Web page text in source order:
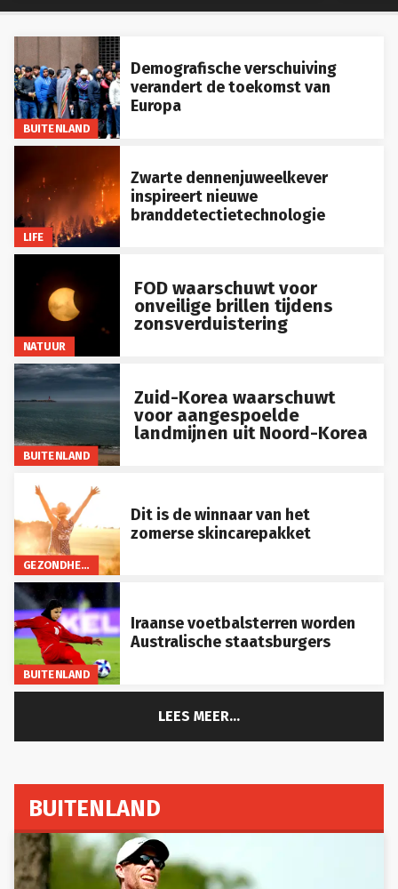
BUITENLAND
Demografische verschuiving
verandert de toekomst van
Europa
LIFE
Zwarte dennenjuweelkever
inspireert nieuwe
branddetectietechnologie
NATUUR
FOD waarschuwt voor
onveilige brillen tijdens
zonsverduistering
BUITENLAND
Zuid-Korea waarschuwt
voor aangespoelde
landmijnen uit Noord-Korea
GEZONDHEID
Dit is de winnaar van het
zomerse skincarepakket
BUITENLAND
Iraanse voetbalsterren worden
Australische staatsburgers
LEES MEER...
BUITENLAND